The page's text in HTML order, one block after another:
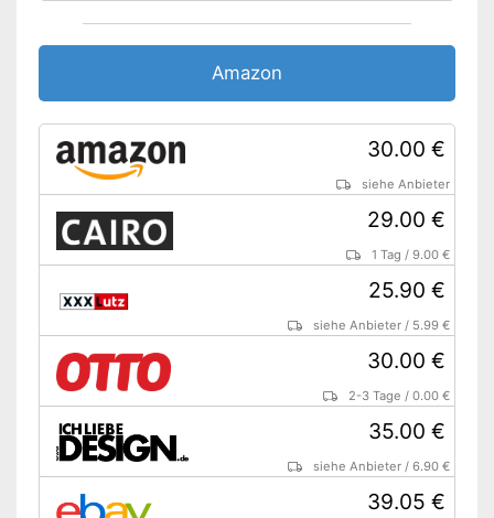
Vorteile
Kein Tragegriff am Einsatz
Nicht geruchsdicht
Amazon Lieferzeit
siehe Anbieter
Amazon
30.00 €
siehe Anbieter
29.00 €
1 Tag /9.00 €
25.90 €
siehe Anbieter / 5.99 €
30.00 €
2-3 Tage /0.00 €
35.00 €
siehe Anbieter /6.90 €
39.05 €